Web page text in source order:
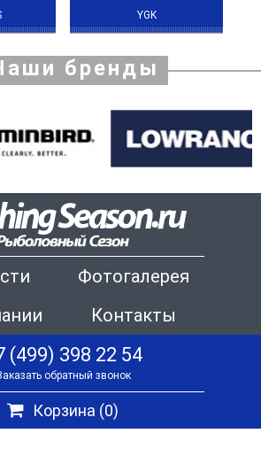
YGK
бренды
Фотогалерея
Контакты
(499) 398 22 54
обратный звонок
Корзина (0)